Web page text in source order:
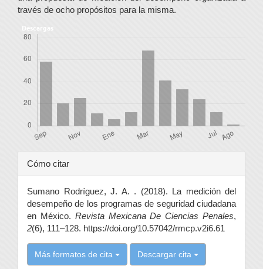
través de ocho propósitos para la misma.
Descargas
Detalles
del
artículo
Cómo citar
Sumano Rodríguez, J. A. . (2018). La medición del
desempeño de los programas de seguridad ciudadana
en México. Revista Mexicana De Ciencias Penales,
2(6), 111–128. https://doi.org/10.57042/rmcp.v2i6.61
Más formatos de cita Descargar cita